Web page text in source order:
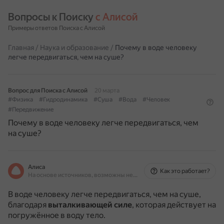
Вопросы к Поиску с Алисой
Примеры ответов Поиска с Алисой
Главная / Наука и образование / Почему в воде человеку
легче передвигаться, чем на суше?
Вопрос для Поиска с Алисой
20 марта
#Физика
#Гидродинамика #Суша #Вода
#Человек
#Передвижение
Почему в воде человеку легче передвигаться, чем
на суше?
Алиса
На основе источников, возможны неточности
Как это работает?
В воде человеку легче передвигаться, чем на суше,
благодаря выталкивающей силе, которая действует на
погружённое в воду тело.